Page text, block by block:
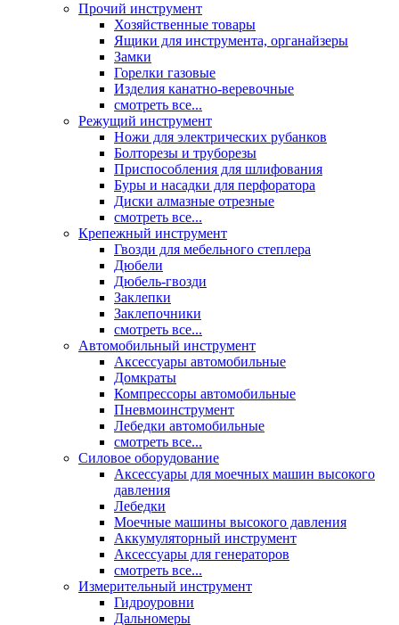
Прочий инструмент
Хозяйственные товары
Ящики для инструмента, органайзеры
Замки
Горелки газовые
Изделия канатно-веревочные
смотреть все...
Режущий инструмент
Ножи для электрических рубанков
Болторезы и труборезы
Приспособления для шлифования
Буры и насадки для перфоратора
Диски алмазные отрезные
смотреть все...
Крепежный инструмент
Гвозди для мебельного степлера
Дюбели
Дюбель-гвозди
Заклепки
Заклепочники
смотреть все...
Автомобильный инструмент
Аксессуары автомобильные
Домкраты
Компрессоры автомобильные
Пневмоинструмент
Лебедки автомобильные
смотреть все...
Силовое оборудование
Аксессуары для моечных машин высокого
давления
Лебедки
Моечные машины высокого давления
Аккумуляторный инструмент
Аксессуары для генераторов
смотреть все...
Измерительный инструмент
Гидроуровни
Дальномеры